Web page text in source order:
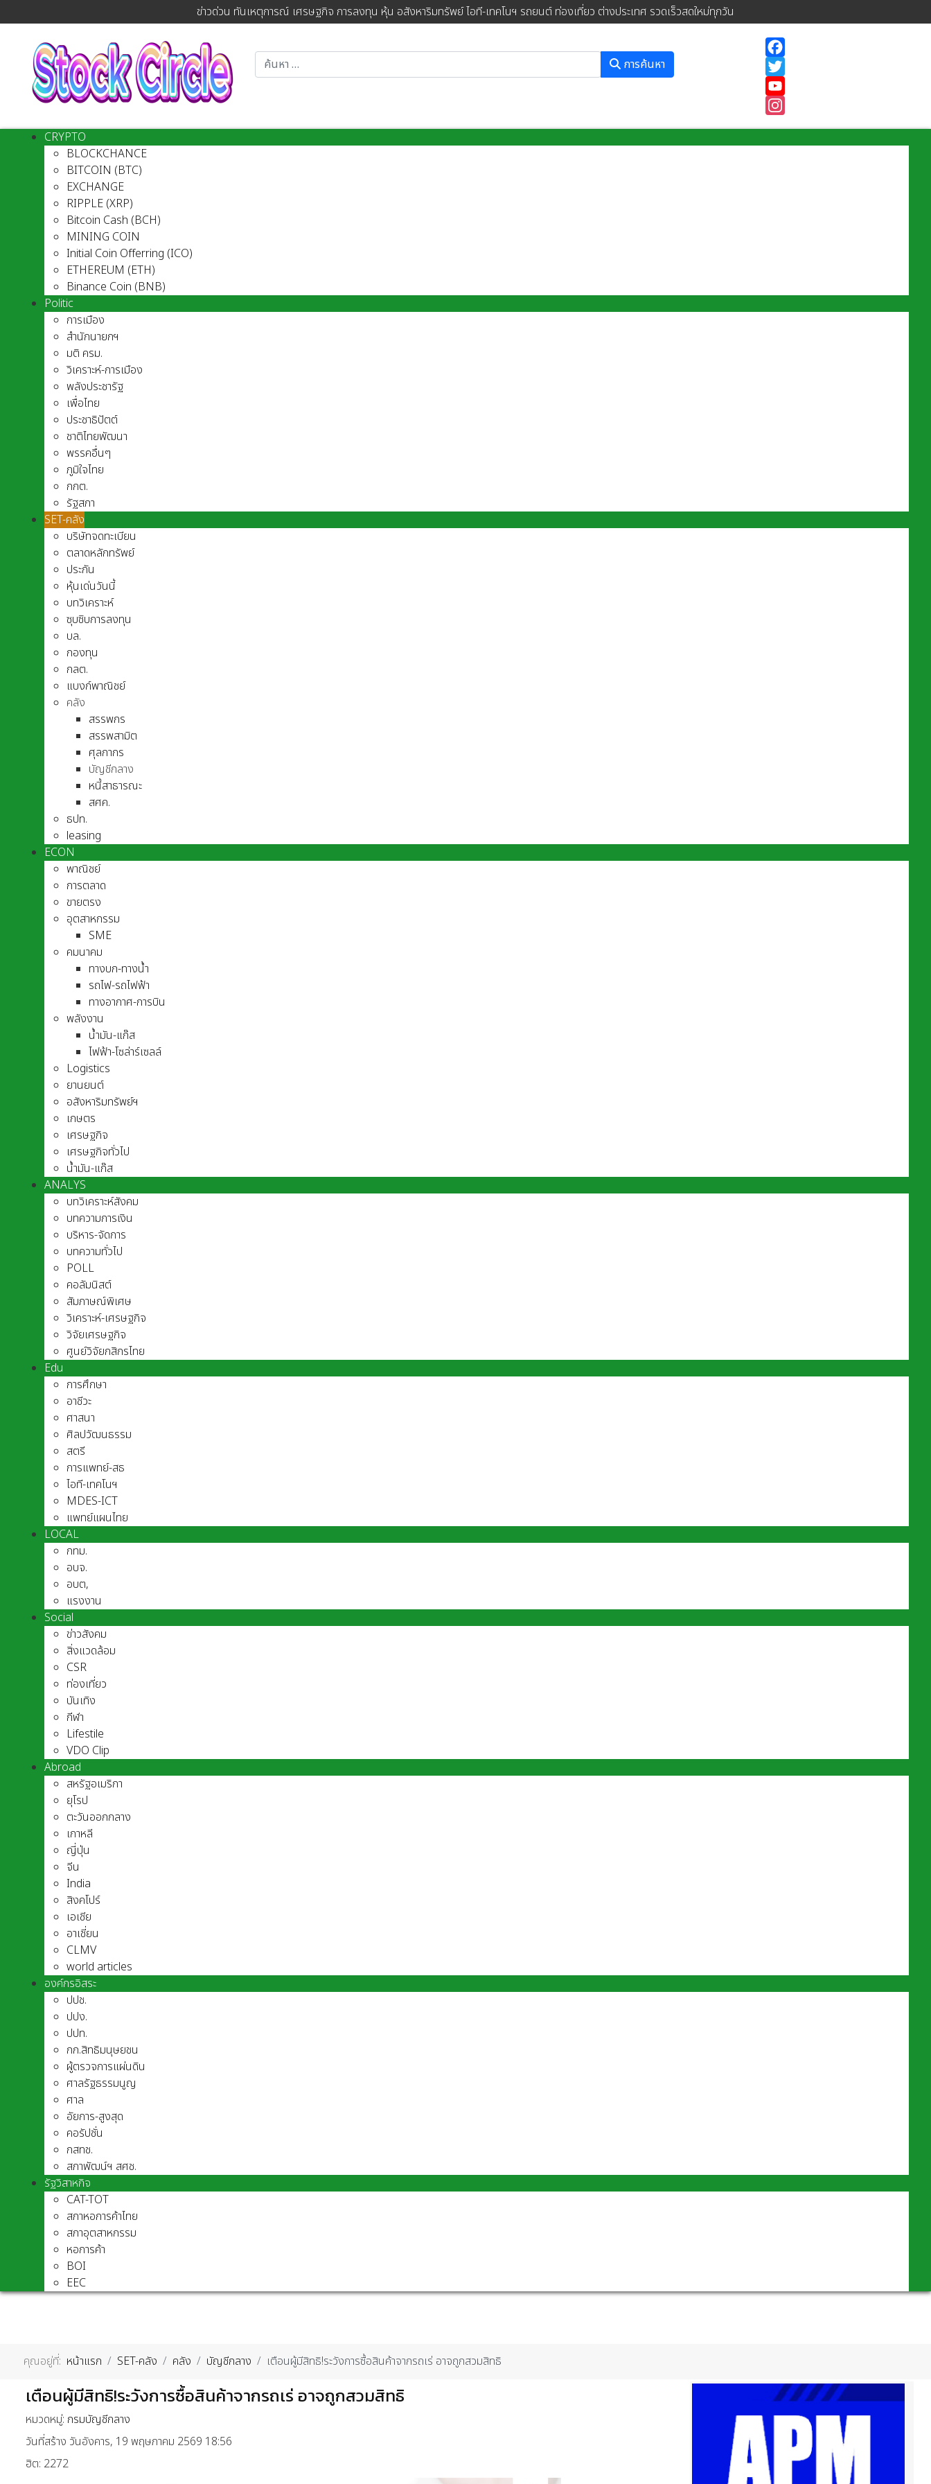
ข่าวด่วน ทันเหตุการณ์ เศรษฐกิจ การลงทุน หุ้น อสังหาริมทรัพย์ ไอที-เทคโนฯ รถยนต์ ท่องเที่ยว ต่างประเทศ รวดเร็วสดใหม่ทุกวัน
การค้นหา
Instagram
CRYPTO
BLOCKCHANCE
BITCOIN (BTC)
EXCHANGE
RIPPLE (XRP)
Bitcoin Cash (BCH)
MINING COIN
Initial Coin Offerring (ICO)
ETHEREUM (ETH)
Binance Coin (BNB)
Politic
การเมือง
สำนักนายกฯ
มติ ครม.
วิเคราะห์-การเมือง
พลังประชารัฐ
เพื่อไทย
ประชาธิปัตต์
ชาติไทยพัฒนา
พรรคอื่นๆ
ภูมิใจไทย
กกต.
รัฐสภา
SET-คลัง
บริษัทจดทะเบียน
ตลาดหลักทรัพย์
ประกัน
หุ้นเด่นวันนี้
บทวิเคราะห์
ซุบซิบการลงทุน
บล.
กองทุน
กลต.
แบงก์พาณิชย์
คลัง
สรรพกร
สรรพสามิต
ศุลกากร
บัญชีกลาง
หนี้สาธารณะ
สศค.
ธปท.
leasing
ECON
พาณิชย์
การตลาด
ขายตรง
อุตสาหกรรม
SME
คมนาคม
ทางบก-ทางน้ำ
รถไฟ-รถไฟฟ้า
ทางอากาศ-การบิน
พลังงาน
น้ำมัน-แก๊ส
ไฟฟ้า-โซล่าร์เซลล์
Logistics
ยานยนต์
อสังหาริมทรัพย์ฯ
เกษตร
เศรษฐกิจ
เศรษฐกิจทั่วไป
น้ำมัน-แก๊ส
ANALYS
บทวิเคราะห์สังคม
บทความการเงิน
บริหาร-จัดการ
บทความทั่วไป
POLL
คอลัมนิสต์
สัมภาษณ์พิเศษ
วิเคราะห์-เศรษฐกิจ
วิจัยเศรษฐกิจ
ศูนย์วิจัยกสิกรไทย
Edu
การศึกษา
อาชีวะ
ศาสนา
ศิลปวัฒนธรรม
สตรี
การแพทย์-สธ
ไอที-เทคโนฯ
MDES-ICT
แพทย์แผนไทย
LOCAL
กทม.
อบจ.
อบต,
แรงงาน
Social
ข่าวสังคม
สิ่งแวดล้อม
CSR
ท่องเที่ยว
บันเทิง
กีฬา
Lifestile
VDO Clip
Abroad
สหรัฐอเมริกา
ยุโรป
ตะวันออกกลาง
เกาหลี
ญี่ปุ่น
จีน
India
สิงคโปร์
เอเชีย
อาเชี่ยน
CLMV
world articles
องค์กรอิสระ
ปปช.
ปปง.
ปปท.
กก.สิทธิมนุษยชน
ผู้ตรวจการแผ่นดิน
ศาลรัฐธรรมนูญ
ศาล
อัยการ-สูงสุด
คอรัปชั่น
กสทช.
สภาพัฒน์ฯ สศช.
รัฐวิสาหกิจ
CAT-TOT
สภาหอการค้าไทย
สภาอุตสาหกรรม
หอการค้า
BOI
EEC
คุณอยู่ที่: หน้าแรก SET-คลัง คลัง บัญชีกลาง เตือนผู้มีสิทธิ!ระวังการซื้อสินค้าจากรถเร่ อาจถูกสวมสิทธิ
เตือนผู้มีสิทธิ!ระวังการซื้อสินค้าจากรถเร่ อาจถูกสวมสิทธิ
หมวดหมู่: กรมบัญชีกลาง
วันที่สร้าง วันอังคาร, 19 พฤษภาคม 2569 18:56
ฮิต: 2272